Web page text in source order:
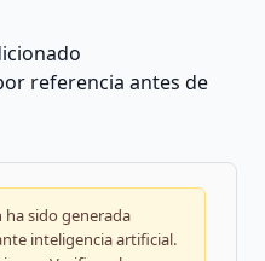
referencia antes de
sido generada
inteligencia artificial.